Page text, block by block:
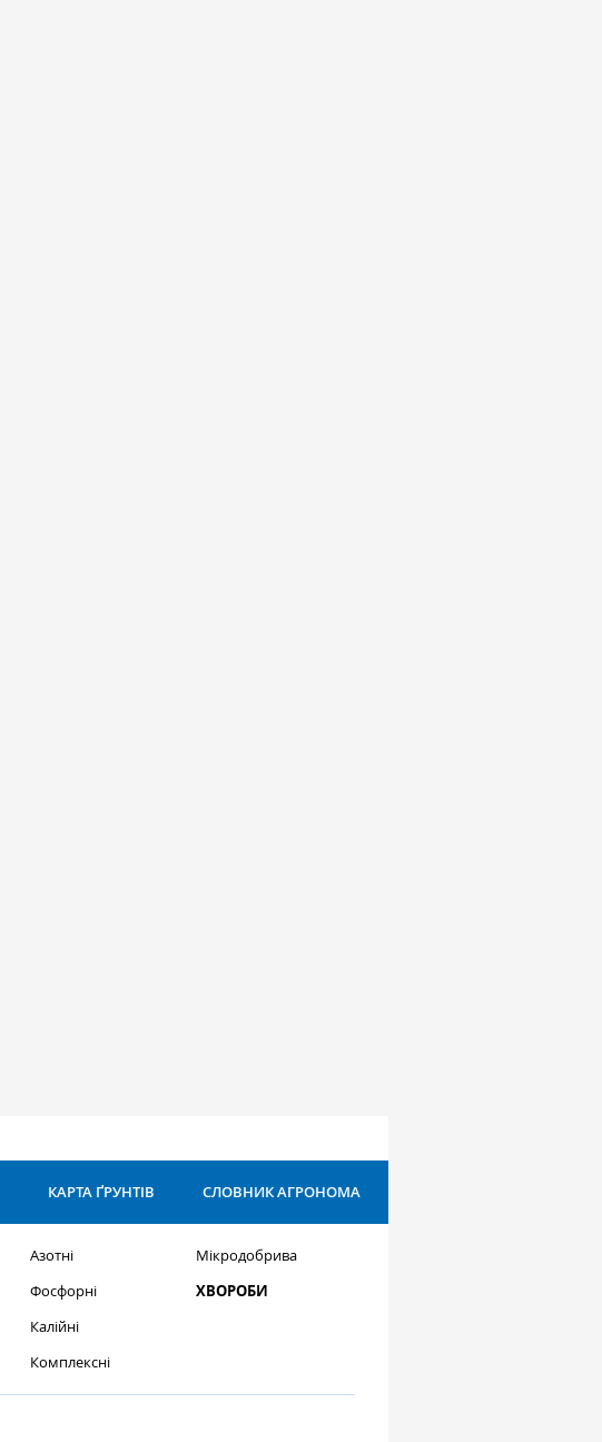
КАРТА ҐРУНТІВ СЛОВНИК АГРОНОМА
Азотні
Фосфорні
Калійні
Комплексні
Мікродобрива
ХВОРОБИ